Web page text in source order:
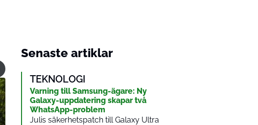
Senaste artiklar
TEKNOLOGI
Varning till Samsung-ägare: Ny
Galaxy-uppdatering skapar två
WhatsApp-problem
Julis säkerhetspatch till Galaxy Ultra